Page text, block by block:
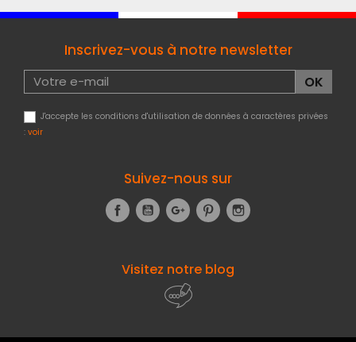
Inscrivez-vous à notre newsletter
J'accepte les conditions d'utilisation de données à caractères privées
: voir
Suivez-nous sur
FacebookYouTubeGoogle+Pinterest
Visitez notre blog